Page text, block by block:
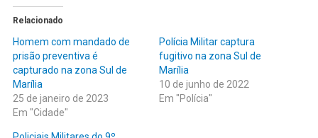
Relacionado
Homem com mandado de
prisão preventiva é
capturado na zona Sul de
Marília
25 de janeiro de 2023
Em "Cidade"
Polícia Militar captura
fugitivo na zona Sul de
Marília
10 de junho de 2022
Em "Polícia"